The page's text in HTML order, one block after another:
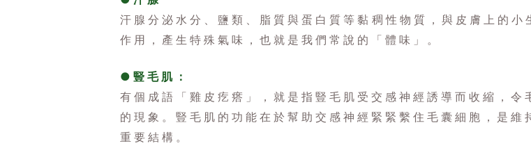
汗腺分泌水分、鹽類、脂質與蛋白質等黏稠性物質，與皮膚上的小
作用，產生特殊氣味，也就是我們常說的「體味」。
●豎毛肌：
有個成語「雞皮疙瘩」，就是指豎毛肌受交感神經誘導而收縮，令
的現象。豎毛肌的功能在於幫助交感神經緊緊繫住毛囊細胞，是維
重要結構。